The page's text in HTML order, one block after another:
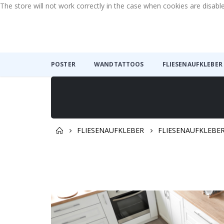
The store will not work correctly in the case when cookies are
POSTER WANDTATTOOS FLIESENAUFKLEBER
FLIESENAUFKLEBER
springen